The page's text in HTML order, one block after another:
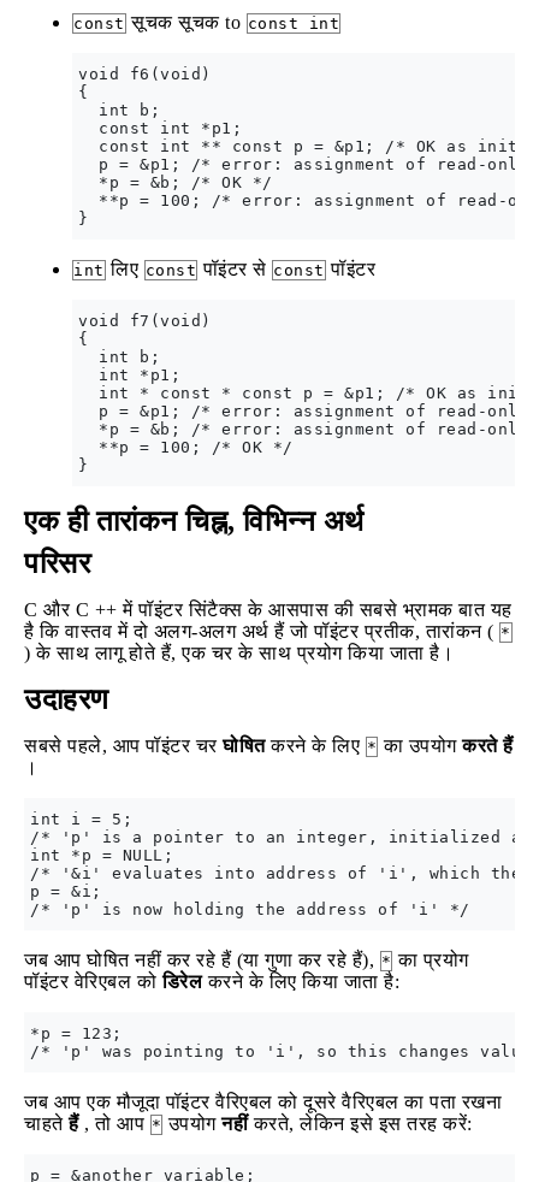
const सूचक सूचक to const int
void f6(void)
{
  int b;
  const int *p1;
const int ** const p = &p1; /* OK as
p = &p1; /* error: assignment of read-only
  *p = &b; /* OK */
**p = 100; /* error: assignment of read-
int लिए const पॉइंटर से const पॉइंटर
void f7(void)
{
  int b;
  int *p1;
int * const * const p = &p1; /* OK as
p = &p1; /* error: assignment of read-only
*p = &b; /* error: assignment of read-only
  **p = 100; /* OK */
एक ही तारांकन चिह्न, विभिन्न अर्थ
परिसर
C और C ++ में पॉइंटर सिंटैक्स के आसपास की सबसे भ्रामक बात यह
है कि वास्तव में दो अलग-अलग अर्थ हैं जो पॉइंटर प्रतीक, तारांकन ( *
) के साथ लागू होते हैं, एक चर के साथ प्रयोग किया जाता है।
उदाहरण
सबसे पहले, आप पॉइंटर चरघोषितकरने के लिए * का उपयोगकरते हैं
।
int i = 5;
/* 'p' is a pointer to an integer, initialized as
int *p = NULL;
/* '&i' evaluates into address of 'i', which
p = &i;
जब आप घोषित नहीं कर रहे हैं (या गुणा कर रहे हैं), * का प्रयोग
पॉइंटर वेरिएबल कोडिरेलकरने के लिए किया जाता है:
*p = 123;
जब आप एक मौजूदा पॉइंटर वैरिएबल को दूसरे वैरिएबल का पता रखना
चाहतेहैं, तो आप * उपयोगनहींकरते, लेकिन इसे इस तरह करें: